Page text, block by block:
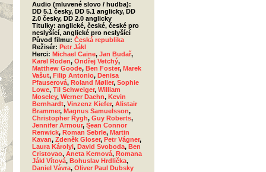
Audio (mluvené slovo / hudba):
DD 5.1 česky, DD 5.1 anglicky, DD
2.0 česky, DD 2.0 anglicky
Titulky: anglické, české, české pro
neslyšící, anglické pro neslyšící
Původ filmu: Česká republika
Režisér: Petr Jákl
Herci: Michael Caine, Jan Budař,
Karel Roden, Ondřej Vetchý,
Matthew Goode, Ben Foster, Marek
Vašut, Filip Antonio, Denisa
Pfauserová, Roland Møller, Sophie
Lowe, Til Schweiger, William
Moseley, Werner Daehn, Kevin
Bernhardt, Vinzenz Kiefer, Alistair
Brammer, Magnus Samuelsson,
Christopher Rygh, Guy Roberts,
Jennifer Armour, Sean Connor
Renwick, Roman Šebrle, Martin
Kavan, Zdeněk Gloser, Petr Vágner,
Laura Károlyi, David Svoboda, Ben
Cristovao, Aneta Kernová, Romana
Jákl Vítová, Bohuslav Hrdlička,
Daniel Vávra, Oliver Paul Dubsky